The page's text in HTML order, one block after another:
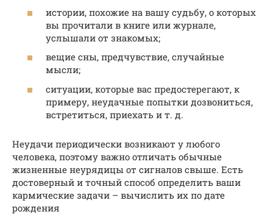
истории, похожие на вашу судьбу, о которых
вы прочитали в книге или журнале,
услышали от знакомых;
вещие сны, предчувствие, случайные
мысли;
ситуации, которые вас предостерегают, к
примеру, неудачные попытки дозвониться,
встретиться, приехать и т. д.
Неудачи периодически возникают у любого
человека, поэтому важно отличать обычные
жизненные неурядицы от сигналов свыше. Есть
достоверный и точный способ определить ваши
кармические задачи – вычислить их по дате
рождения